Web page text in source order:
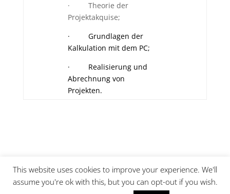
· Theorie der
Projektakquise;
· Grundlagen der
Kalkulation mit dem PC;
· Realisierung und
Abrechnung von
Projekten.
Kontakt Impressum Datenschutz
This website uses cookies to improve your experience. We'll
assume you're ok with this, but you can opt-out if you wish.